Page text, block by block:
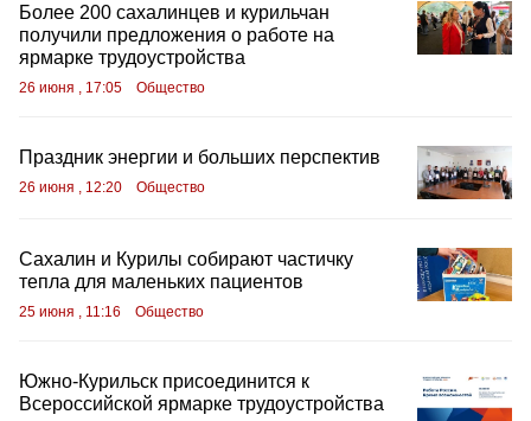
Более 200 сахалинцев и курильчан
получили предложения о работе на
ярмарке трудоустройства
26 июня , 17:05 Общество
Праздник энергии и больших перспектив
26 июня , 12:20 Общество
Сахалин и Курилы собирают частичку
тепла для маленьких пациентов
25 июня , 11:16 Общество
Южно-Курильск присоединится к
Всероссийской ярмарке трудоустройства